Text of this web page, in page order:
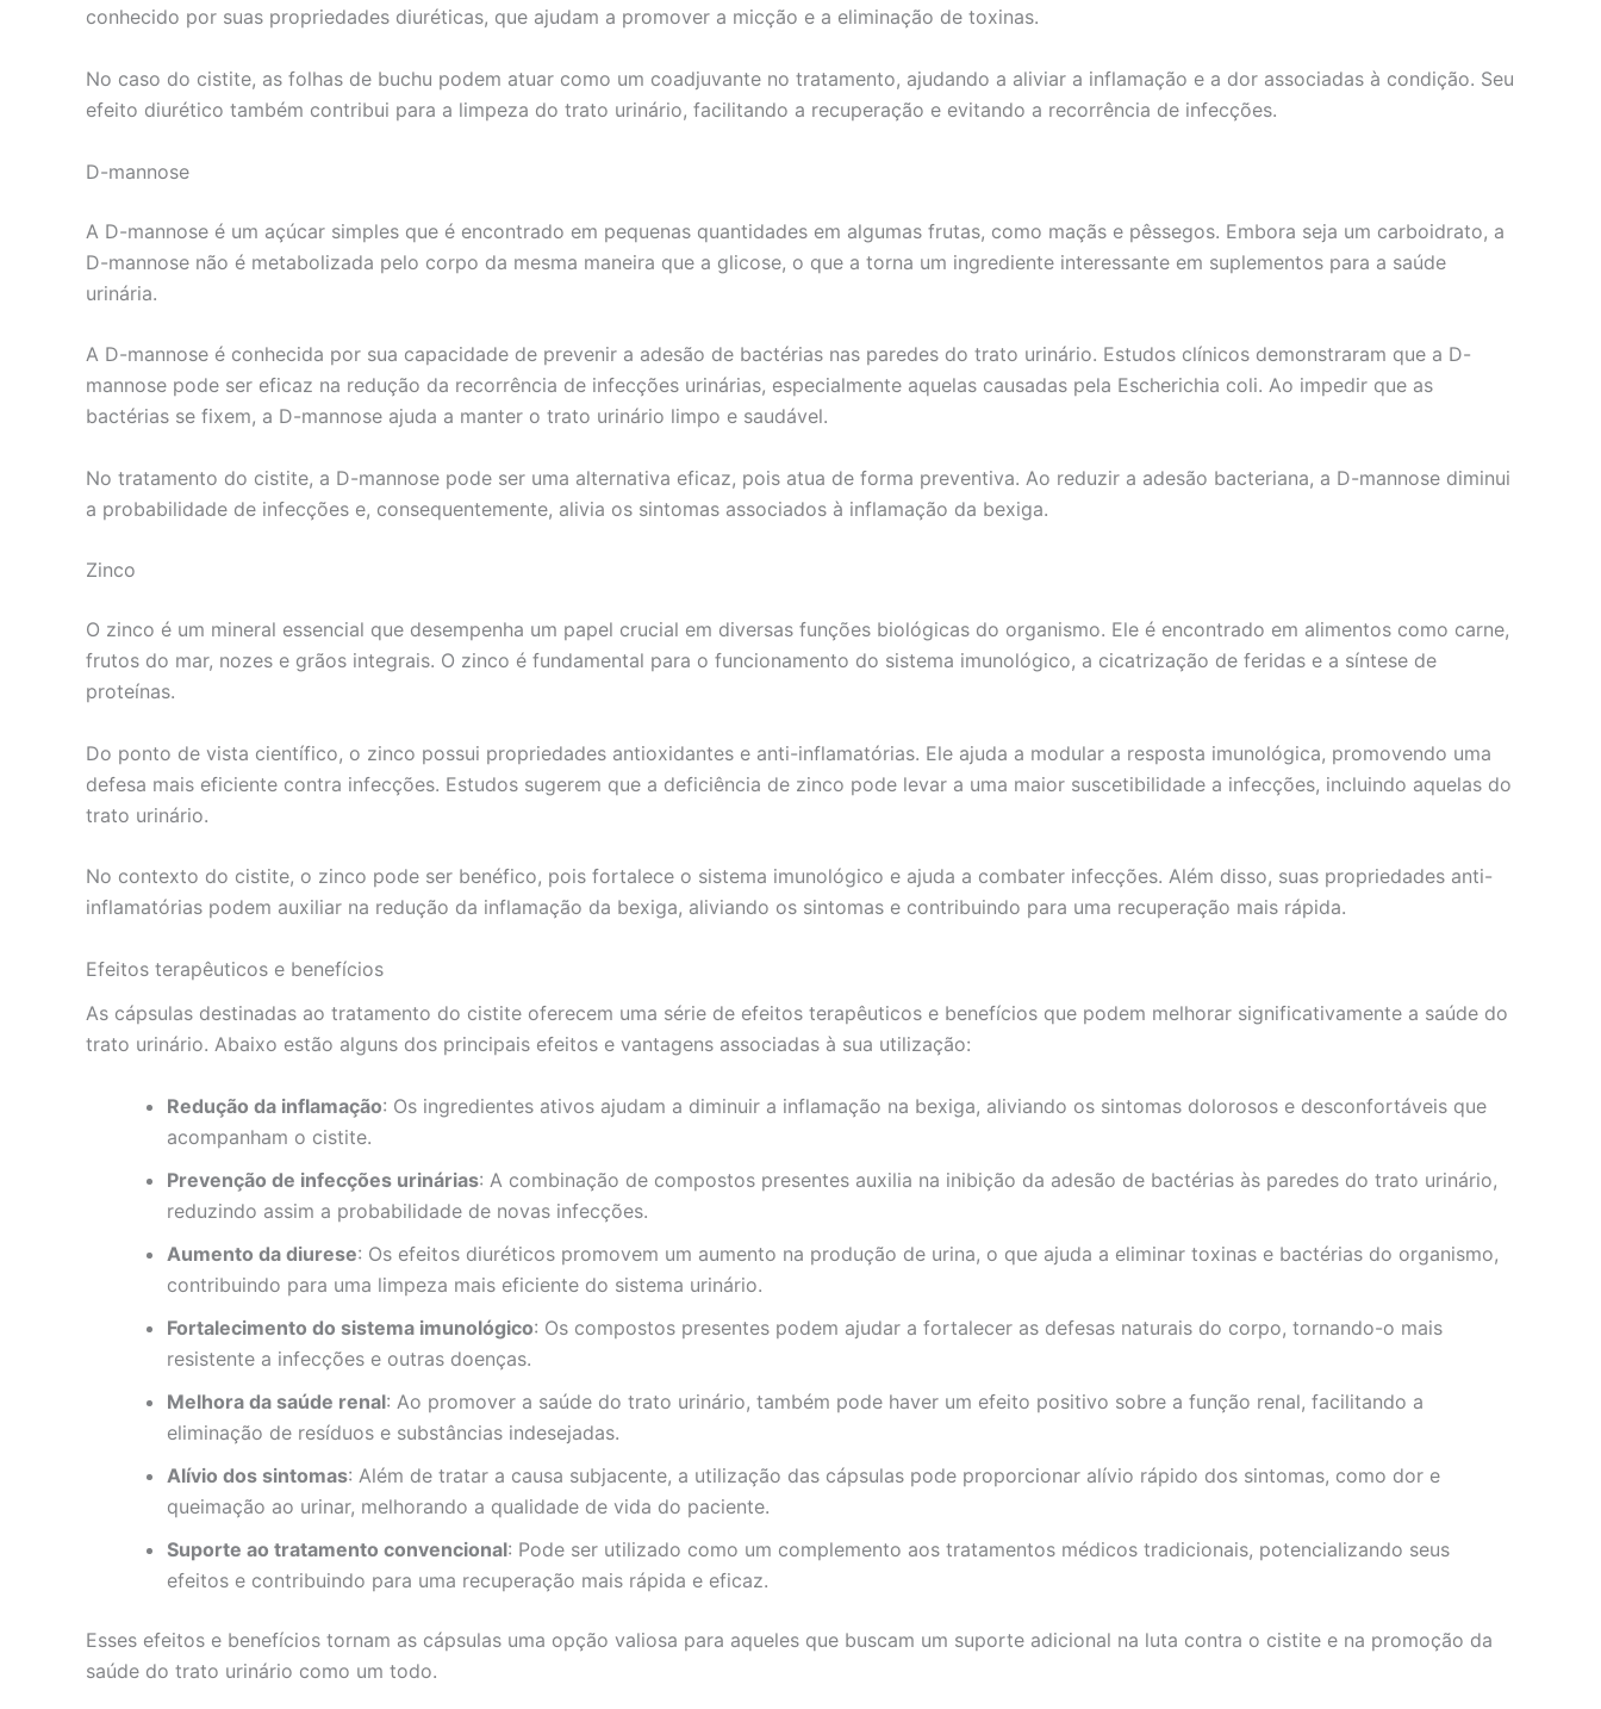
conhecido por suas propriedades diuréticas, que ajudam a promover a micção e a eliminação de toxinas.
No caso do cistite, as folhas de buchu podem atuar como um coadjuvante no tratamento, ajudando a aliviar a inflamação e a dor associadas à condição. Seu
efeito diurético também contribui para a limpeza do trato urinário, facilitando a recuperação e evitando a recorrência de infecções.
D-mannose
A D-mannose é um açúcar simples que é encontrado em pequenas quantidades em algumas frutas, como maçãs e pêssegos. Embora seja um carboidrato, a
D-mannose não é metabolizada pelo corpo da mesma maneira que a glicose, o que a torna um ingrediente interessante em suplementos para a saúde
urinária.
A D-mannose é conhecida por sua capacidade de prevenir a adesão de bactérias nas paredes do trato urinário. Estudos clínicos demonstraram que a D-
mannose pode ser eficaz na redução da recorrência de infecções urinárias, especialmente aquelas causadas pela Escherichia coli. Ao impedir que as
bactérias se fixem, a D-mannose ajuda a manter o trato urinário limpo e saudável.
No tratamento do cistite, a D-mannose pode ser uma alternativa eficaz, pois atua de forma preventiva. Ao reduzir a adesão bacteriana, a D-mannose diminui
a probabilidade de infecções e, consequentemente, alivia os sintomas associados à inflamação da bexiga.
Zinco
O zinco é um mineral essencial que desempenha um papel crucial em diversas funções biológicas do organismo. Ele é encontrado em alimentos como carne,
frutos do mar, nozes e grãos integrais. O zinco é fundamental para o funcionamento do sistema imunológico, a cicatrização de feridas e a síntese de
proteínas.
Do ponto de vista científico, o zinco possui propriedades antioxidantes e anti-inflamatórias. Ele ajuda a modular a resposta imunológica, promovendo uma
defesa mais eficiente contra infecções. Estudos sugerem que a deficiência de zinco pode levar a uma maior suscetibilidade a infecções, incluindo aquelas do
trato urinário.
No contexto do cistite, o zinco pode ser benéfico, pois fortalece o sistema imunológico e ajuda a combater infecções. Além disso, suas propriedades anti-
inflamatórias podem auxiliar na redução da inflamação da bexiga, aliviando os sintomas e contribuindo para uma recuperação mais rápida.
Efeitos terapêuticos e benefícios
As cápsulas destinadas ao tratamento do cistite oferecem uma série de efeitos terapêuticos e benefícios que podem melhorar significativamente a saúde do
trato urinário. Abaixo estão alguns dos principais efeitos e vantagens associadas à sua utilização:
Redução da inflamação: Os ingredientes ativos ajudam a diminuir a inflamação na bexiga, aliviando os sintomas dolorosos e desconfortáveis que
acompanham o cistite.
Prevenção de infecções urinárias: A combinação de compostos presentes auxilia na inibição da adesão de bactérias às paredes do trato urinário,
reduzindo assim a probabilidade de novas infecções.
Aumento da diurese: Os efeitos diuréticos promovem um aumento na produção de urina, o que ajuda a eliminar toxinas e bactérias do organismo,
contribuindo para uma limpeza mais eficiente do sistema urinário.
Fortalecimento do sistema imunológico: Os compostos presentes podem ajudar a fortalecer as defesas naturais do corpo, tornando-o mais
resistente a infecções e outras doenças.
Melhora da saúde renal: Ao promover a saúde do trato urinário, também pode haver um efeito positivo sobre a função renal, facilitando a
eliminação de resíduos e substâncias indesejadas.
Alívio dos sintomas: Além de tratar a causa subjacente, a utilização das cápsulas pode proporcionar alívio rápido dos sintomas, como dor e
queimação ao urinar, melhorando a qualidade de vida do paciente.
Suporte ao tratamento convencional: Pode ser utilizado como um complemento aos tratamentos médicos tradicionais, potencializando seus
efeitos e contribuindo para uma recuperação mais rápida e eficaz.
Esses efeitos e benefícios tornam as cápsulas uma opção valiosa para aqueles que buscam um suporte adicional na luta contra o cistite e na promoção da
saúde do trato urinário como um todo.